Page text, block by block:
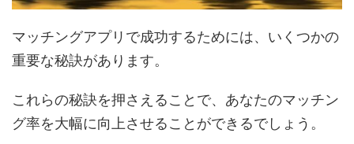
マッチングアプリで成功するためには、いくつかの
重要な秘訣があります。
これらの秘訣を押さえることで、あなたのマッチン
グ率を大幅に向上させることができるでしょう。